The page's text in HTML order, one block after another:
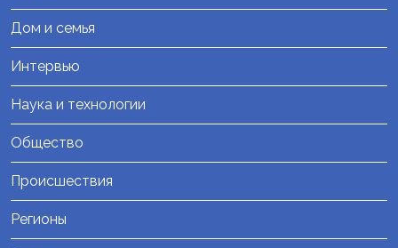
Дом и семья
Интервью
Наука и технологии
Общество
Происшествия
Регионы